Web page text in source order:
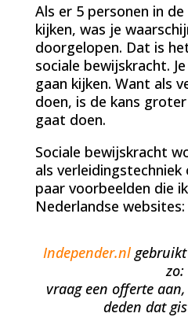
Als er 5 personen in
kijken, was je
doorgelopen. Dat is
sociale bewijskracht.
gaan kijken. Want als
doen, is de kans
gaat doen.
Sociale bewijskracht
als verleidingstechniek
paar voorbeelden die
Nederlandse websites:
Independer.nlgebruikt
zo:
vraag een offerte
deden dat